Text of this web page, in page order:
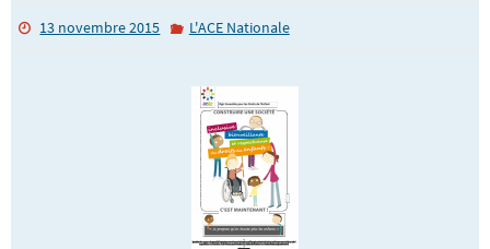
13 novembre 2015 L'ACE Nationale